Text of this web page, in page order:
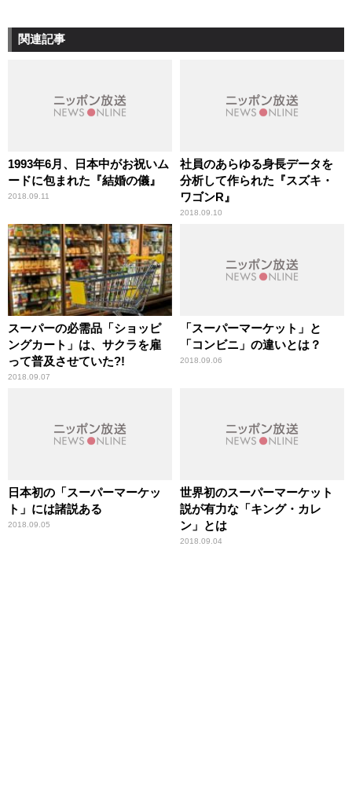
関連記事
1993年6月、日本中がお祝いム
ードに包まれた『結婚の儀』
2018.09.11
社員のあらゆる身長データを
分析して作られた『スズキ・
ワゴンR』
2018.09.10
スーパーの必需品「ショッピ
ングカート」は、サクラを雇
って普及させていた?!
2018.09.07
「スーパーマーケット」と
「コンビニ」の違いとは？
2018.09.06
日本初の「スーパーマーケッ
ト」には諸説ある
2018.09.05
世界初のスーパーマーケット
説が有力な「キング・カレ
ン」とは
2018.09.04